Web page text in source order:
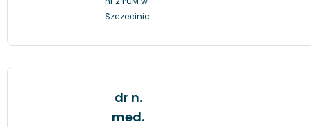
Szczecinie
dr n.
med.